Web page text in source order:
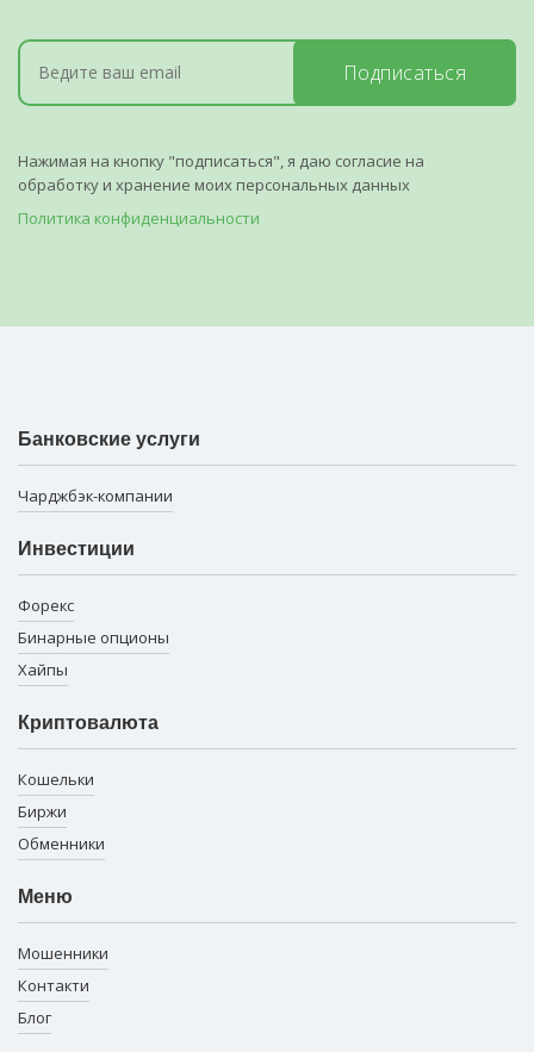
Подписаться
Нажимая на кнопку "подписаться", я даю согласие на
обработку и хранение моих персональных данных
Политика конфиденциальности
Банковские услуги
Чарджбэк-компании
Инвестиции
Форекс
Бинарные опционы
Хайпы
Криптовалюта
Кошельки
Биржи
Обменники
Меню
Мошенники
Контакти
Блог